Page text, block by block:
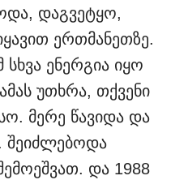
დაგვეტყო,
ერთმანეთზე.
სხვა ენერგია იყო
უთხრა, თქვენი
მერე წავიდა და
და 1988